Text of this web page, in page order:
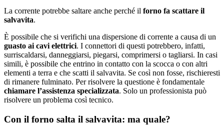
La corrente potrebbe saltare anche perché il forno fa scattare il
salvavita.
È possibile che si verifichi una dispersione di corrente a causa di un
guasto ai cavi elettrici. I connettori di questi potrebbero, infatti,
surriscaldarsi, danneggiarsi, piegarsi, comprimersi o tagliarsi. In casi
simili, è possibile che entrino in contatto con la scocca o con altri
elementi a terra e che scatti il salvavita. Se così non fosse, rischieresti
di rimanere fulminato. Per risolvere la questione è fondamentale
chiamare l’assistenza specializzata. Solo un professionista può
risolvere un problema così tecnico.
Con il forno salta il salvavita: ma quale?